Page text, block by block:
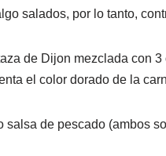
salados, por lo tanto,
de Dijon mezclada con
el color dorado de la
salsa de pescado (ambos